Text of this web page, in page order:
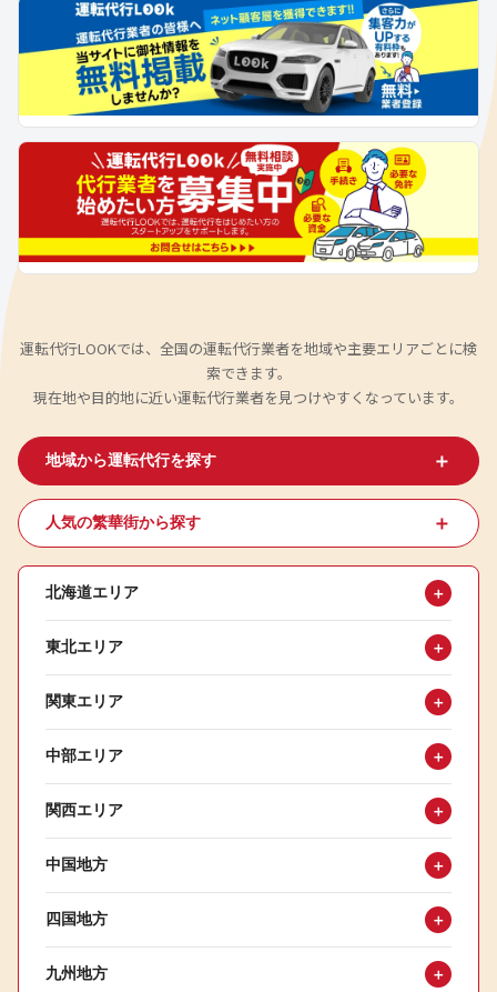
運転代行LOOKでは、全国の運転代行業者を地域や主要エリアごとに検
索できます。
現在地や目的地に近い運転代行業者を見つけやすくなっています。
地域から運転代行を探す ＋
人気の繁華街から探す ＋
北海道エリア ＋
東北エリア ＋
関東エリア ＋
中部エリア ＋
関西エリア ＋
中国地方 ＋
四国地方 ＋
九州地方 ＋